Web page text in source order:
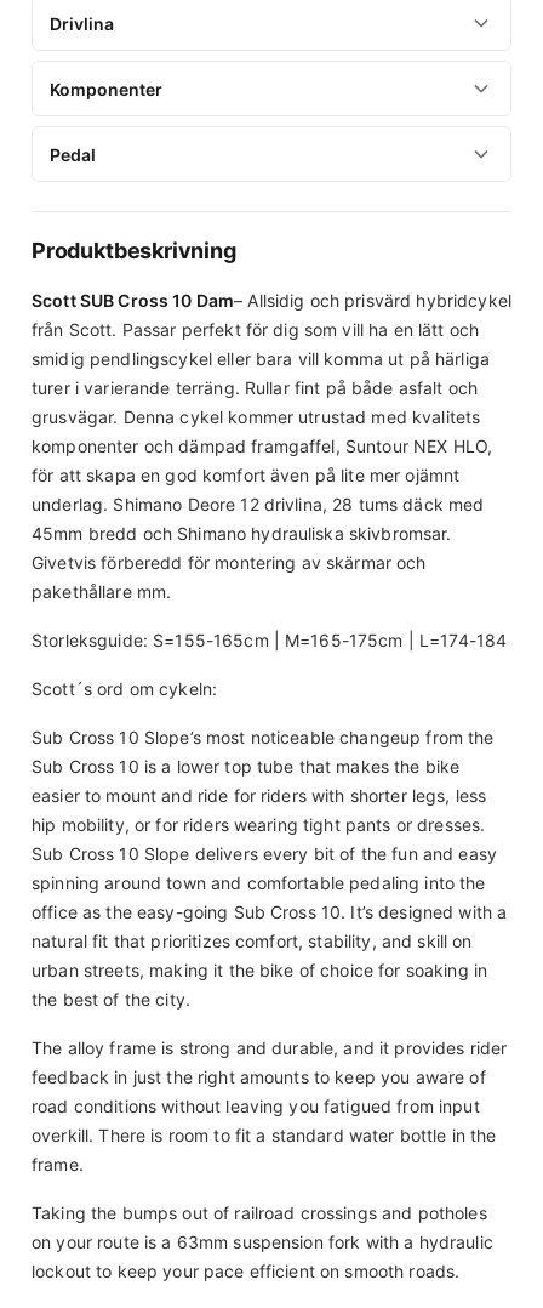
Fälgar
Alexrims X-20 Disc 32H, black
Däck
Drivlina
Bakväxel
Shimano Deore RD-M6100 SGS Shadow Plus, 12 Speed
Kedja
Shimano CN-M6100
Kassett
Shimano Deore CS-M6100-12, 10-51 T
Vevparti
Shimano FC-MT510-1 52mm CL, 34T
Komponenter
HL MTB-AL-312BT, 720mm, black, 12mm rise Syncros
Styrstam
HL TDS-C342-8FOV, 10°, 31.8, Black
Sadel
Syncros Capilano Sport
Sadelstolpe
HL SP C212 31.6mm, 350mm, Black
Pedal
Ingår alltid hos oss!
Produktbeskrivning
Scott SUB Cross 10 Dam– Allsidig och prisvärd hybridcykel
från Scott. Passar perfekt för dig som vill ha en lätt och
smidig pendlingscykel eller bara vill komma ut på härliga
turer i varierande terräng. Rullar fint på både asfalt och
grusvägar. Denna cykel kommer utrustad med kvalitets
komponenter och dämpad framgaffel, Suntour NEX HLO,
för att skapa en god komfort även på lite mer ojämnt
underlag. Shimano Deore 12 drivlina, 28 tums däck med
45mm bredd och Shimano hydrauliska skivbromsar.
Givetvis förberedd för montering av skärmar och
pakethållare mm.
Storleksguide: S=155-165cm | M=165-175cm | L=174-184
Scott´s ord om cykeln:
Sub Cross 10 Slope’s most noticeable changeup from the
Sub Cross 10 is a lower top tube that makes the bike
easier to mount and ride for riders with shorter legs, less
hip mobility, or for riders wearing tight pants or dresses.
Sub Cross 10 Slope delivers every bit of the fun and easy
spinning around town and comfortable pedaling into the
office as the easy-going Sub Cross 10. It’s designed with a
natural fit that prioritizes comfort, stability, and skill on
urban streets, making it the bike of choice for soaking in
the best of the city.
The alloy frame is strong and durable, and it provides rider
feedback in just the right amounts to keep you aware of
road conditions without leaving you fatigued from input
overkill. There is room to fit a standard water bottle in the
frame.
Taking the bumps out of railroad crossings and potholes
on your route is a 63mm suspension fork with a hydraulic
lockout to keep your pace efficient on smooth roads.